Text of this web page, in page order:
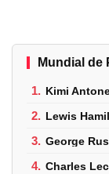
Mundial de
1. Kimi
2. Lewis
3. George
4. Charles